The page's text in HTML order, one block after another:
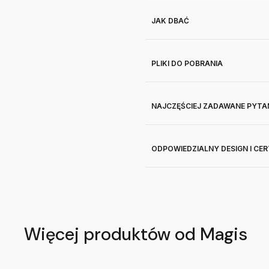
JAK DBAĆ
PLIKI DO POBRANIA
NAJCZĘŚCIEJ ZADAWANE
ODPOWIEDZIALNY DESIGN I
Więcej produktów od Magis